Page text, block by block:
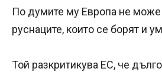
По думите му Европа не
руснаците, които се борят и
Той разкритикува ЕС, че